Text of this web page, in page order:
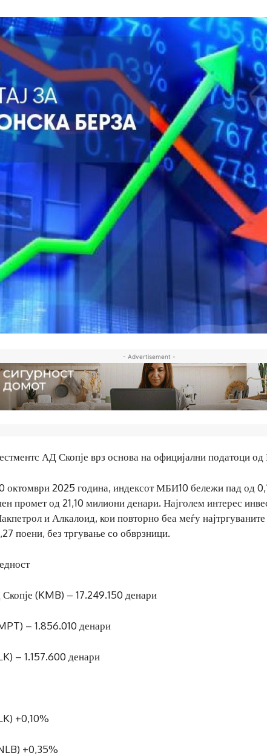
- Advertisement -
АД Скопје врз основа на официјални податоци
октомври 2025 година, индексот МБИ10 бележи пад од
промет од 21,10 милиони денари. Најголем интерес
и Алкалоид, кои повторно беа меѓу
поени, без тргување со обврзници.
(KMB) – 17.249.150 денари
– 1.856.010 денари
– 1.157.600 денари
+0,10%
+0,35%